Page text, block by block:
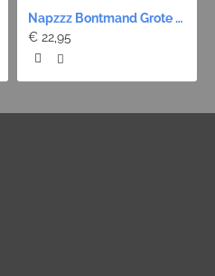
Napzzz Bontmand Grote Poot - Zwart 9 maten
€ 22,95